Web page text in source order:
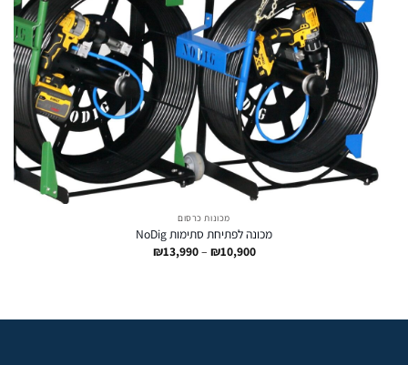
מכונות כרסום
מכונה לפתיחת סתימות NoDig
₪10,900
–
₪13,990 טווח